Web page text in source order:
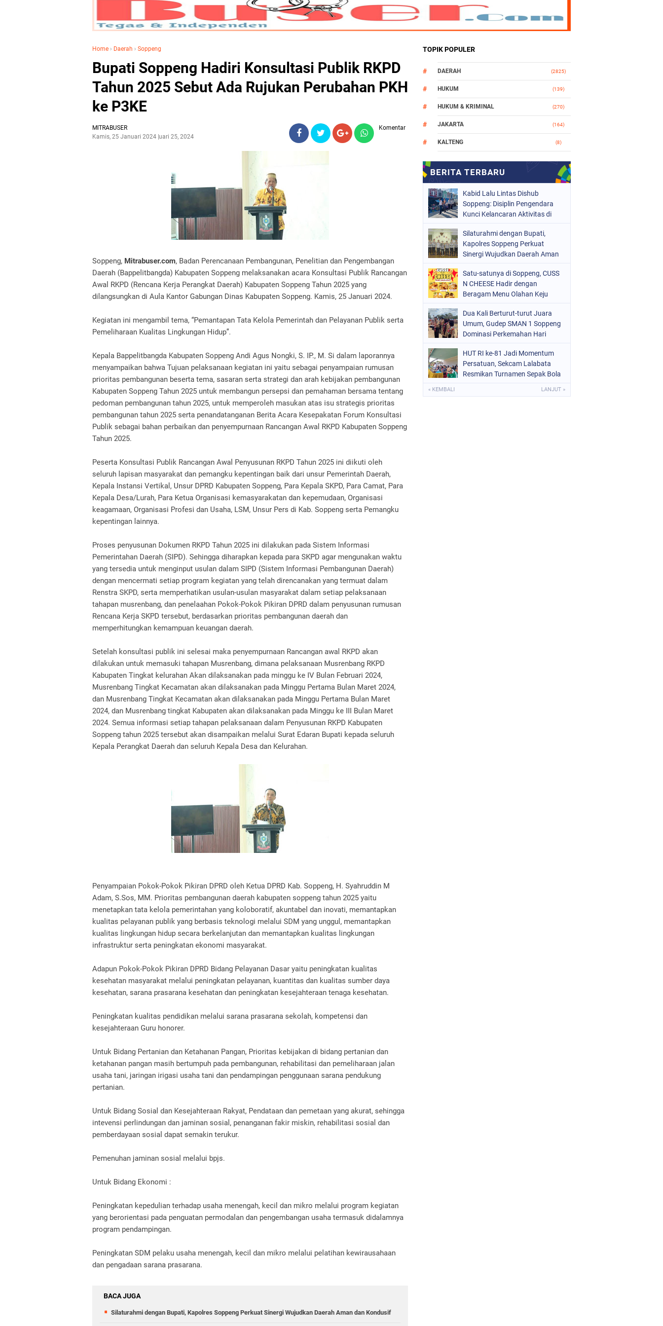
Home › Daerah › Soppeng
Bupati Soppeng Hadiri Konsultasi Publik RKPD
Tahun 2025 Sebut Ada Rujukan Perubahan PKH
ke P3KE
MITRABUSER
Kamis, 25 Januari 2024Januari 25, 2024
Komentar
Soppeng, Mitrabuser.com, Badan Perencanaan Pembangunan, Penelitian dan Pengembangan
Daerah (Bappelitbangda) Kabupaten Soppeng melaksanakan acara Konsultasi Publik Rancangan
Awal RKPD (Rencana Kerja Perangkat Daerah) Kabupaten Soppeng Tahun 2025 yang
dilangsungkan di Aula Kantor Gabungan Dinas Kabupaten Soppeng. Kamis, 25 Januari 2024.
Kegiatan ini mengambil tema, “Pemantapan Tata Kelola Pemerintah dan Pelayanan Publik serta
Pemeliharaan Kualitas Lingkungan Hidup”.
Kepala Bappelitbangda Kabupaten Soppeng Andi Agus Nongki, S. IP., M. Si dalam laporannya
menyampaikan bahwa Tujuan pelaksanaan kegiatan ini yaitu sebagai penyampaian rumusan
prioritas pembangunan beserta tema, sasaran serta strategi dan arah kebijakan pembangunan
Kabupaten Soppeng Tahun 2025 untuk membangun persepsi dan pemahaman bersama tentang
pedoman pembangunan tahun 2025, untuk memperoleh masukan atas isu strategis prioritas
pembangunan tahun 2025 serta penandatanganan Berita Acara Kesepakatan Forum Konsultasi
Publik sebagai bahan perbaikan dan penyempurnaan Rancangan Awal RKPD Kabupaten Soppeng
Tahun 2025.
Peserta Konsultasi Publik Rancangan Awal Penyusunan RKPD Tahun 2025 ini diikuti oleh
seluruh lapisan masyarakat dan pemangku kepentingan baik dari unsur Pemerintah Daerah,
Kepala Instansi Vertikal, Unsur DPRD Kabupaten Soppeng, Para Kepala SKPD, Para Camat, Para
Kepala Desa/Lurah, Para Ketua Organisasi kemasyarakatan dan kepemudaan, Organisasi
keagamaan, Organisasi Profesi dan Usaha, LSM, Unsur Pers di Kab. Soppeng serta Pemangku
kepentingan lainnya.
Proses penyusunan Dokumen RKPD Tahun 2025 ini dilakukan pada Sistem Informasi
Pemerintahan Daerah (SIPD). Sehingga diharapkan kepada para SKPD agar mengunakan waktu
yang tersedia untuk menginput usulan dalam SIPD (Sistem Informasi Pembangunan Daerah)
dengan mencermati setiap program kegiatan yang telah direncanakan yang termuat dalam
Renstra SKPD, serta memperhatikan usulan-usulan masyarakat dalam setiap pelaksanaan
tahapan musrenbang, dan penelaahan Pokok-Pokok Pikiran DPRD dalam penyusunan rumusan
Rencana Kerja SKPD tersebut, berdasarkan prioritas pembangunan daerah dan
memperhitungkan kemampuan keuangan daerah.
Setelah konsultasi publik ini selesai maka penyempurnaan Rancangan awal RKPD akan
dilakukan untuk memasuki tahapan Musrenbang, dimana pelaksanaan Musrenbang RKPD
Kabupaten Tingkat kelurahan Akan dilaksanakan pada minggu ke IV Bulan Februari 2024,
Musrenbang Tingkat Kecamatan akan dilaksanakan pada Minggu Pertama Bulan Maret 2024,
dan Musrenbang Tingkat Kecamatan akan dilaksanakan pada Minggu Pertama Bulan Maret
2024, dan Musrenbang tingkat Kabupaten akan dilaksanakan pada Minggu ke III Bulan Maret
2024. Semua informasi setiap tahapan pelaksanaan dalam Penyusunan RKPD Kabupaten
Soppeng tahun 2025 tersebut akan disampaikan melalui Surat Edaran Bupati kepada seluruh
Kepala Perangkat Daerah dan seluruh Kepala Desa dan Kelurahan.
Penyampaian Pokok-Pokok Pikiran DPRD oleh Ketua DPRD Kab. Soppeng, H. Syahruddin M
Adam, S.Sos, MM. Prioritas pembangunan daerah kabupaten soppeng tahun 2025 yaitu
menetapkan tata kelola pemerintahan yang koloboratif, akuntabel dan inovati, memantapkan
kualitas pelayanan publik yang berbasis teknologi melalui SDM yang unggul, memantapkan
kualitas lingkungan hidup secara berkelanjutan dan memantapkan kualitas lingkungan
infrastruktur serta peningkatan ekonomi masyarakat.
Adapun Pokok-Pokok Pikiran DPRD Bidang Pelayanan Dasar yaitu peningkatan kualitas
kesehatan masyarakat melalui peningkatan pelayanan, kuantitas dan kualitas sumber daya
kesehatan, sarana prasarana kesehatan dan peningkatan kesejahteraan tenaga kesehatan.
Peningkatan kualitas pendidikan melalui sarana prasarana sekolah, kompetensi dan
kesejahteraan Guru honorer.
Untuk Bidang Pertanian dan Ketahanan Pangan, Prioritas kebijakan di bidang pertanian dan
ketahanan pangan masih bertumpuh pada pembangunan, rehabilitasi dan pemeliharaan jalan
usaha tani, jaringan irigasi usaha tani dan pendampingan penggunaan sarana pendukung
pertanian.
Untuk Bidang Sosial dan Kesejahteraan Rakyat, Pendataan dan pemetaan yang akurat, sehingga
intevensi perlindungan dan jaminan sosial, penanganan fakir miskin, rehabilitasi sosial dan
pemberdayaan sosial dapat semakin terukur.
Pemenuhan jaminan sosial melalui bpjs.
Untuk Bidang Ekonomi :
Peningkatan kepedulian terhadap usaha menengah, kecil dan mikro melalui program kegiatan
yang berorientasi pada penguatan permodalan dan pengembangan usaha termasuk didalamnya
program pendampingan.
Peningkatan SDM pelaku usaha menengah, kecil dan mikro melalui pelatihan kewirausahaan
dan pengadaan sarana prasarana.
BACA JUGA
Silaturahmi dengan Bupati, Kapolres Soppeng Perkuat Sinergi Wujudkan Daerah Aman dan Kondusif
TOPIK POPULER
DAERAH (2825)
HUKUM (139)
HUKUM & KRIMINAL (270)
JAKARTA (164)
KALTENG (8)
MAKASSAR
(965)
ORGANISASI
PERISTIWA
POLITIK
POLRI
SULSEL
Kabid Lalu Lintas Dishub
Soppeng: Disiplin Pengendara
Kunci Kelancaran Aktivitas di
Silaturahmi dengan Bupati,
Kapolres Soppeng Perkuat
Sinergi Wujudkan Daerah Aman
Satu-satunya di Soppeng, CUSS
N CHEESE Hadir dengan
Beragam Menu Olahan Keju
Dua Kali Berturut-turut Juara
Umum, Gudep SMAN 1 Soppeng
Dominasi Perkemahan Hari
HUT RI ke-81 Jadi Momentum
Persatuan, Sekcam Lalabata
Resmikan Turnamen Sepak Bola
« KEMBALI LANJUT »